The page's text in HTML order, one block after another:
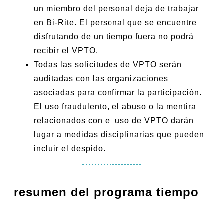
un miembro del personal deja de trabajar
en Bi-Rite. El personal que se encuentre
disfrutando de un tiempo fuera no podrá
recibir el VPTO.
Todas las solicitudes de VPTO serán
auditadas con las organizaciones
asociadas para confirmar la participación.
El uso fraudulento, el abuso o la mentira
relacionados con el uso de VPTO darán
lugar a medidas disciplinarias que pueden
incluir el despido.
resumen del programa tiempo